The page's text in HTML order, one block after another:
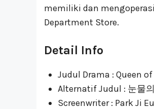
memiliki dan
Department Store.
Detail Info
Judul Drama : Queen of
Alternatif Judul : 눈물
Screenwriter : Park Ji